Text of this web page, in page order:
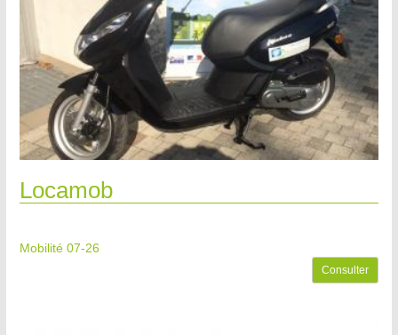
Locamob
Mobilité 07-26
Consulter